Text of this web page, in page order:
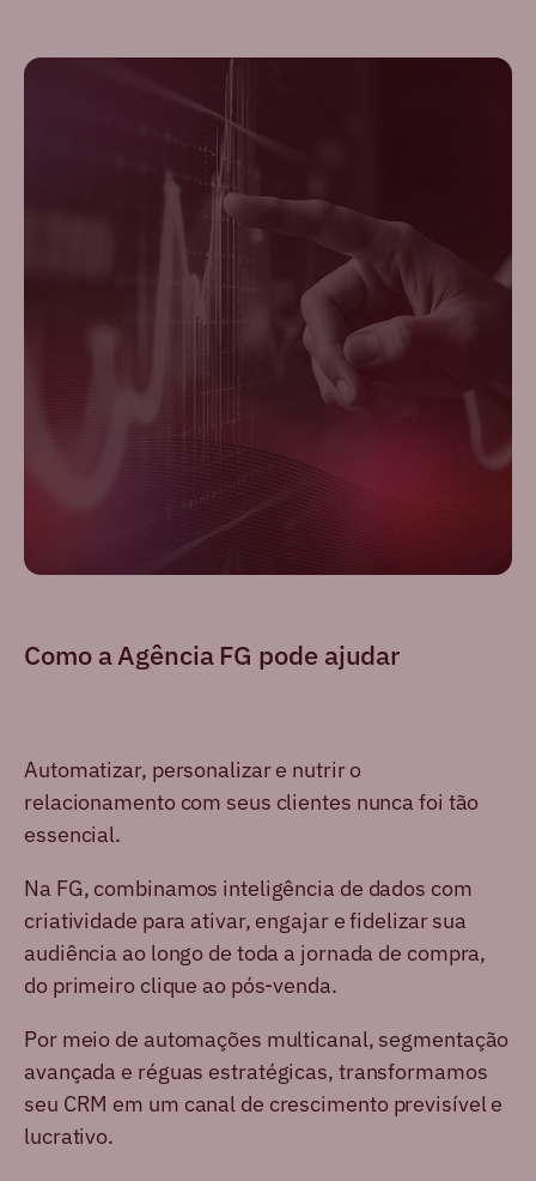
Como a Agência FG pode ajudar
Automatizar, personalizar e nutrir o
relacionamento com seus clientes nunca foi tão
essencial.
Na FG, combinamos inteligência de dados com
criatividade para ativar, engajar e fidelizar sua
audiência ao longo de toda a jornada de compra,
do primeiro clique ao pós-venda.
Por meio de automações multicanal, segmentação
avançada e réguas estratégicas, transformamos
seu CRM em um canal de crescimentoprevisível e
lucrativo.